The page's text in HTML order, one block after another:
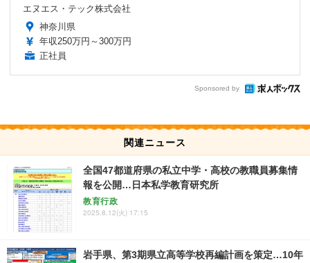
エヌエス・テック株式会社
神奈川県
年収250万円～300万円
正社員
Sponsored by
関連ニュース
全国47都道府県の私立中学・高校の教職員募集情
報を公開…日本私学教育研究所
教育行政
2025.8.12(火) 17:15
岩手県、第3期県立高等学校再編計画を策定…10年